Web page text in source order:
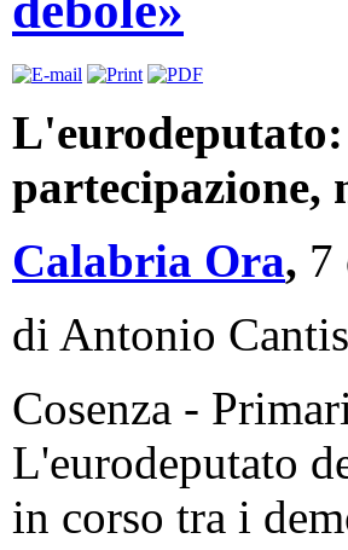
L'eurodeputato:
partecipazione,
Calabria Ora, 7
di Antonio
Cosenza -
L'eurodeputato
in corso tra i